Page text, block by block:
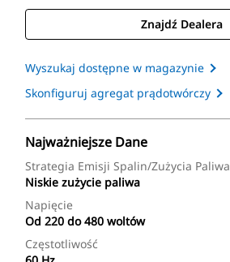
Znajdź Dealera
Wyszukaj dostępne w magazynie
Skonfiguruj agregat prądotwórczy
Najważniejsze Dane
Strategia Emisji Spalin/zużycia Paliwa
Niskie zużycie paliwa
Napięcie
Od 220 do 480 woltów
Częstotliwość